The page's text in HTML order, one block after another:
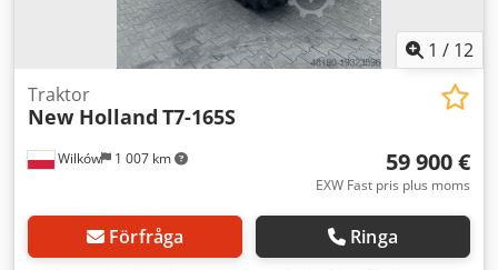
1 / 12
Wilków 1 007 km
Traktor
New Holland T7-165S
59 900 €
EXW Fast pris plus moms
Förfråga Ringa